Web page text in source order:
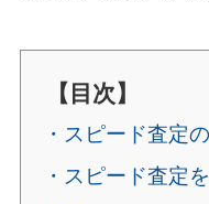
【目次】
・スピード査定
・スピード査定